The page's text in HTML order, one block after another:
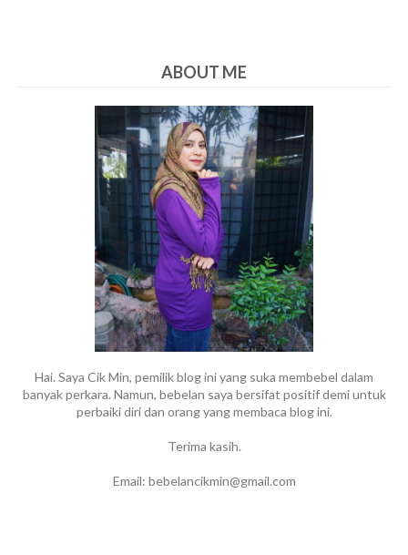
ABOUT ME
Hai. Saya Cik Min, pemilik blog ini yang suka membebel dalam
banyak perkara. Namun, bebelan saya bersifat positif demi untuk
perbaiki diri dan orang yang membaca blog ini.
Terima kasih.
Email: bebelancikmin@gmail.com